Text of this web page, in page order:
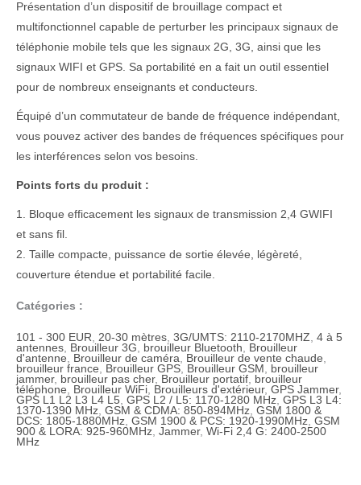
Présentation d’un dispositif de brouillage compact et
multifonctionnel capable de perturber les principaux signaux de
téléphonie mobile tels que les signaux 2G, 3G, ainsi que les
signaux WIFI et GPS. Sa portabilité en a fait un outil essentiel
pour de nombreux enseignants et conducteurs.
Équipé d’un commutateur de bande de fréquence indépendant,
vous pouvez activer des bandes de fréquences spécifiques pour
les interférences selon vos besoins.
Points forts du produit :
1. Bloque efficacement les signaux de transmission 2,4 GWIFI
et sans fil.
2. Taille compacte, puissance de sortie élevée, légèreté,
couverture étendue et portabilité facile.
Catégories :
101 - 300 EUR, 20-30 mètres, 3G/UMTS: 2110-2170MHZ, 4 à 5
antennes, Brouilleur 3G, brouilleur Bluetooth, Brouilleur
d'antenne, Brouilleur de caméra, Brouilleur de vente chaude,
brouilleur france, Brouilleur GPS, Brouilleur GSM , brouilleur
jammer, brouilleur pas cher, Brouilleur portatif, brouilleur
téléphone, Brouilleur WiFi, Brouilleurs d'extérieur, GPS Jammer,
GPS L1 L2 L3 L4 L5, GPS L2 / L5: 1170-1280 MHz, GPS L3 L4:
1370-1390 MHz, GSM & CDMA: 850-894MHz, GSM 1800 &
DCS: 1805-1880MHz, GSM 1900 & PCS: 1920-1990MHz, GSM
900 & LORA: 925-960MHz, Jammer, Wi-Fi 2,4 G: 2400-2500
MHz